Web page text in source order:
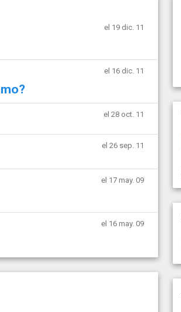
el 19 dic. 11
el 16 dic. 11
el 28 oct. 11
el 26 sep. 11
el 17 may. 09
el 16 may. 09